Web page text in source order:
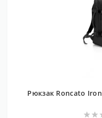
Рюкзак Roncato